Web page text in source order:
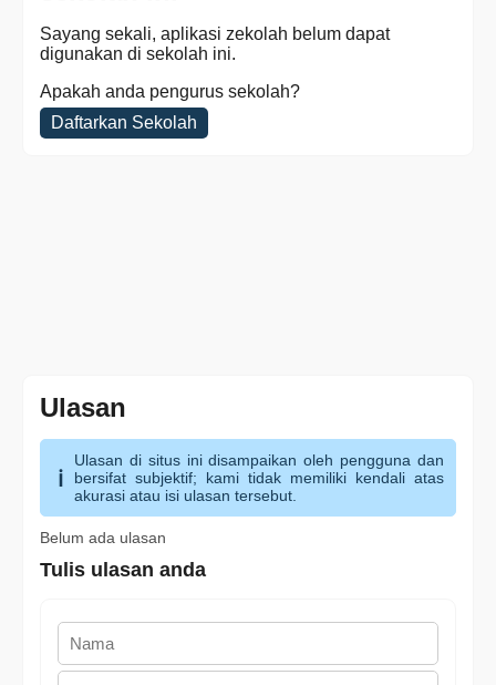
Sayang sekali, aplikasi zekolah belum dapat
digunakan di sekolah ini.
Apakah anda pengurus sekolah?
Daftarkan Sekolah
Ulasan
Ulasan di situs ini disampaikan oleh pengguna dan
bersifat subjektif; kami tidak memiliki kendali atas
akurasi atau isi ulasan tersebut.
Belum ada ulasan
Tulis ulasan anda